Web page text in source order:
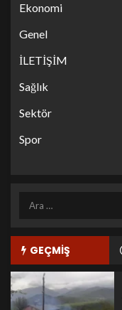
Ekonomi
Genel
İLETİŞİM
Sağlık
Sektör
Spor
GEÇMİŞ